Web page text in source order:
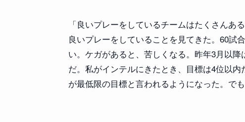
「良いプレーをしているチームはたくさんあ
良いプレーをしていることを見てきた。60試
い。ケガがあると、苦しくなる。昨年3月以
だ。私がインテルにきたとき、目標は4位以
が最低限の目標と言われるようになった。で